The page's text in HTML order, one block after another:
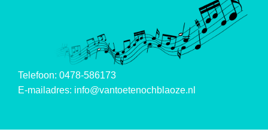
Telefoon: 0478-586173
E-mailadres: info@vantoetenochblaoze.nl